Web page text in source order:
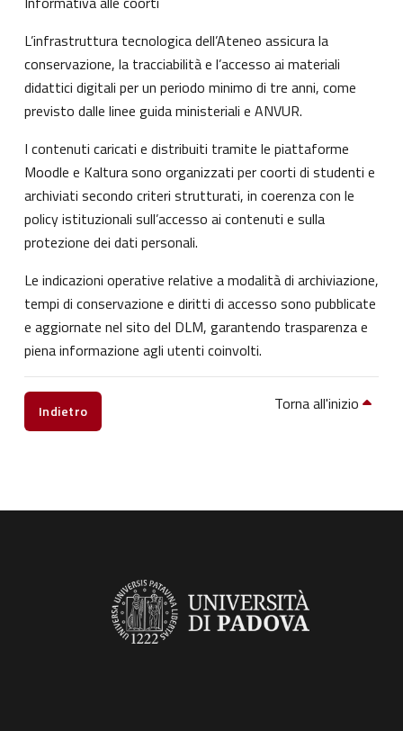
L’infrastruttura tecnologica dell’Ateneo assicura la
conservazione, la tracciabilità e l’accesso ai materiali
didattici digitali per un periodo minimo di tre anni, come
previsto dalle linee guida ministeriali e ANVUR.
I contenuti caricati e distribuiti tramite le piattaforme
Moodle e Kaltura sono organizzati per coorti di studenti e
archiviati secondo criteri strutturati, in coerenza con le
policy istituzionali sull’accesso ai contenuti e sulla
protezione dei dati personali.
Le indicazioni operative relative a modalità di archiviazione,
tempi di conservazione e diritti di accesso sono pubblicate
e aggiornate nel sito del DLM, garantendo trasparenza e
piena informazione agli utenti coinvolti.
Indietro Torna all'inizio